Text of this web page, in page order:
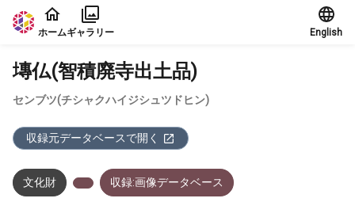
本文に飛ぶ
ホームギャラリー English
塼仏(智積廃寺出土品)
センブツ(チシャクハイジシュツドヒン)
収録元データベースで開く
文化財 収録:画像データベース